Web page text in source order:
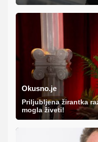
Okusno.je
Priljubljena žirantka
mogla živeti!